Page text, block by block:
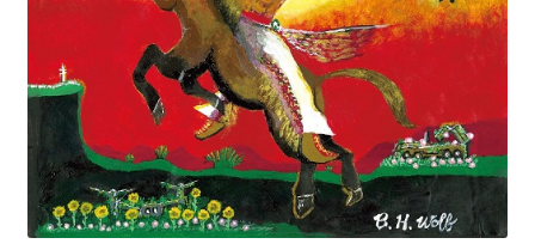
マイアカウント
レーベル
支払い
通販について